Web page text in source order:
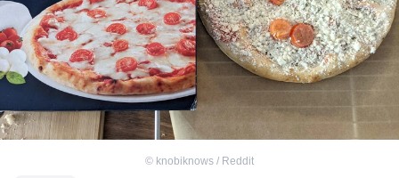
© knobiknows / Reddit